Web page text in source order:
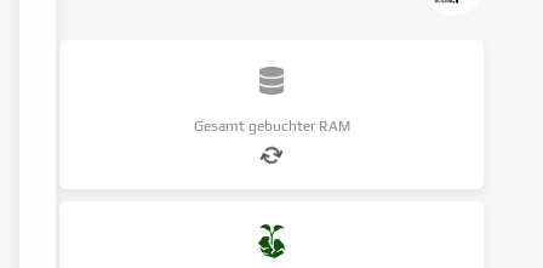
Gesamt gebuchter RAM